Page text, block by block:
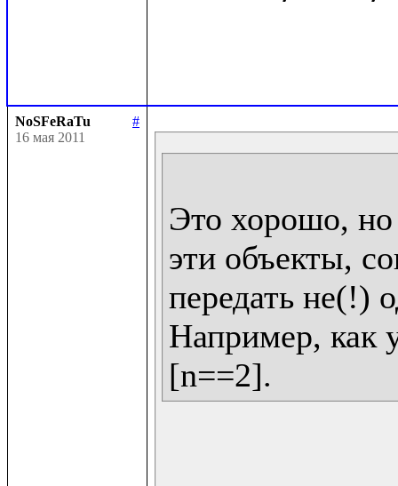
NoSFeRaTu
#
16 мая 2011
Это хорошо, но
эти объекты,
передать не(!)
Например, как